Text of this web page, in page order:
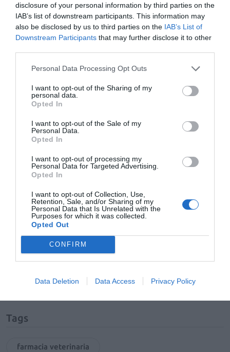
disclosure of your personal information by third parties on the
IAB’s list of downstream participants. This information may
also be disclosed by us to third parties on the IAB’s List of
Downstream Participants that may further disclose it to other
Personal Data Processing Opt Outs
I want to opt-out of the Sharing of my
personal data.
Opted In
I want to opt-out of the Sale of my
Personal Data.
Opted In
I want to opt-out of processing my
Personal Data for Targeted Advertising.
Opted In
I want to opt-out of Collection, Use,
Retention, Sale, and/or Sharing of my
Personal Data that Is Unrelated with the
Purposes for which it was collected.
Opted Out
CONFIRM
Data Deletion Data Access Privacy Policy
especialista en el medicamento, y debe ser actor
fundamental en todo lo que al medicamento concierne,
sea de uso animal o humano. Ya ejerza en laboratorio
farmacéutico, distribuidor mayorista, hospital, oficina
de farmacia o comercial veterinaria.
El farmacéutico (…) debe ser actor
fundamental en todo lo que al medicamento
concierne, sea de uso animal o humano
Entre los profesionales veterinarios y farmacéuticos,
desde la fabricación, distribución, prescripción y
dispensación, hemos de conseguir las mayores
garantías posibles en la utilización de uno de los más
preciados bienes del ser humano,el medicamento
Nos jugamos la salud animal, y la humana también.
AñadirEl Farmacéutico
de Google de forma gratuita
Tags
farmacia veterinaria